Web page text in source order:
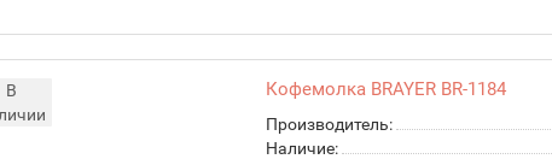
В
Кофемолка BRAYER BR-1184
Производитель:
Наличие: